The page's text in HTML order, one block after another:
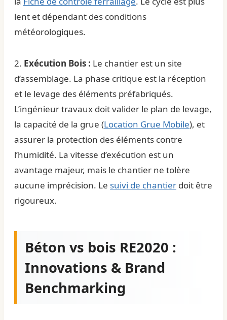
lent et dépendant des conditions
météorologiques.
2. Exécution Bois : Le chantier est un site
d’assemblage. La phase critique est la réception
et le levage des éléments préfabriqués.
L’ingénieur travaux doit valider le plan de levage,
la capacité de la grue (Location Grue Mobile), et
assurer la protection des éléments contre
l’humidité. La vitesse d’exécution est un
avantage majeur, mais le chantier ne tolère
aucune imprécision. Le suivi de chantier doit être
rigoureux.
Béton vs bois RE2020 :
Innovations & Brand
Benchmarking